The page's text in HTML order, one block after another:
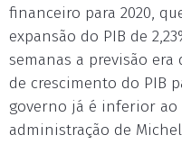
financeiro para 2020,
expansão do PIB de
semanas a previsão era
de crescimento do PIB
governo já é inferior ao
administração de Michel